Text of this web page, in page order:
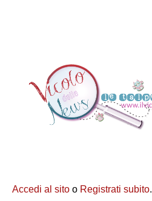
Accedi al sito o Registrati subito.